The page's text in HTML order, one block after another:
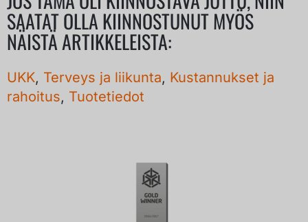
SAATAT OLLA KIINNOSTUNUT MYÖS
NÄISTÄ ARTIKKELEISTA:
UKK, Terveys ja liikunta, Kustannukset ja
rahoitus, Tuotetiedot